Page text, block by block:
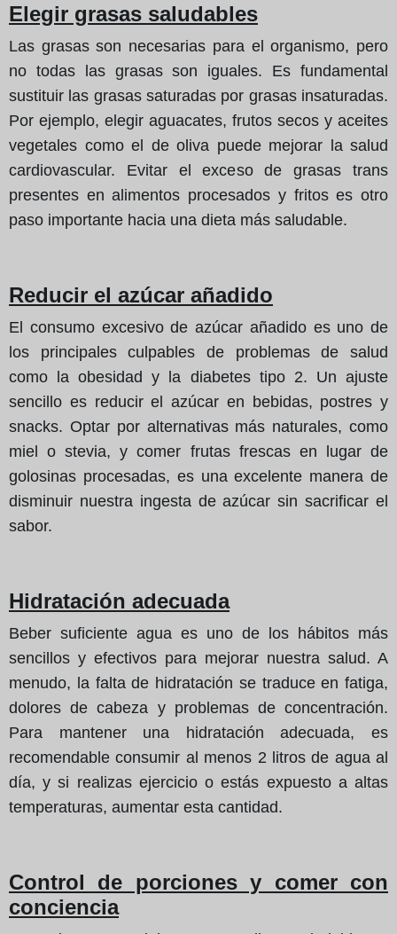
Elegir grasas saludables
Las grasas son necesarias para el organismo, pero
no todas las grasas son iguales. Es fundamental
sustituir las grasas saturadas por grasas insaturadas.
Por ejemplo, elegir aguacates, frutos secos y aceites
vegetales como el de oliva puede mejorar la salud
cardiovascular. Evitar el exceso de grasas trans
presentes en alimentos procesados y fritos es otro
paso importante hacia una dieta más saludable.
Reducir el azúcar añadido
El consumo excesivo de azúcar añadido es uno de
los principales culpables de problemas de salud
como la obesidad y la diabetes tipo 2. Un ajuste
sencillo es reducir el azúcar en bebidas, postres y
snacks. Optar por alternativas más naturales, como
miel o stevia, y comer frutas frescas en lugar de
golosinas procesadas, es una excelente manera de
disminuir nuestra ingesta de azúcar sin sacrificar el
sabor.
Hidratación adecuada
Beber suficiente agua es uno de los hábitos más
sencillos y efectivos para mejorar nuestra salud. A
menudo, la falta de hidratación se traduce en fatiga,
dolores de cabeza y problemas de concentración.
Para mantener una hidratación adecuada, es
recomendable consumir al menos 2 litros de agua al
día, y si realizas ejercicio o estás expuesto a altas
temperaturas, aumentar esta cantidad.
Control de porciones y comer con
conciencia